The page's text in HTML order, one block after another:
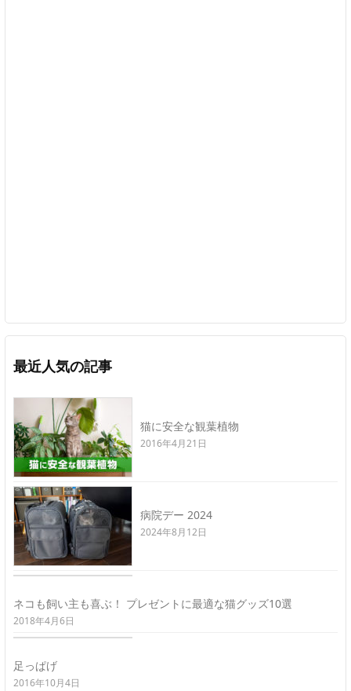
最近人気の記事
猫に安全な観葉植物
2016年4月21日
病院デー 2024
2024年8月12日
ネコも飼い主も喜ぶ！ プレゼントに最適な猫グッズ10選
2018年4月6日
足っぱげ
2016年10月4日